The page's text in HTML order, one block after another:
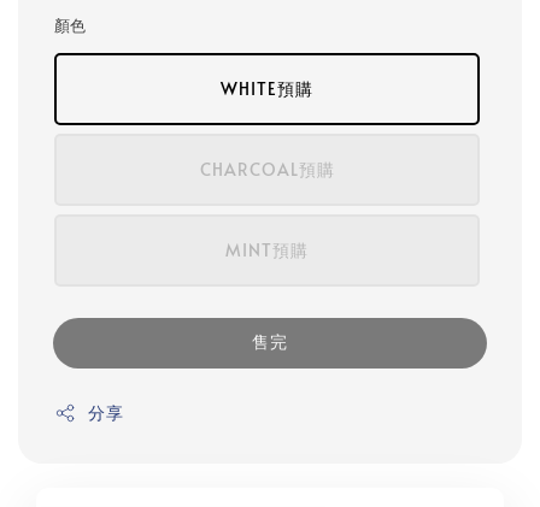
顏色
WHITE預購
CHARCOAL預購
MINT預購
售完
分享